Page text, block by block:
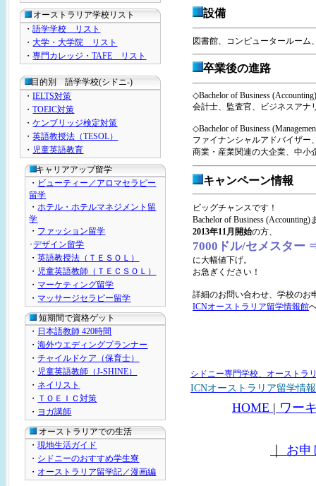
オーストラリア学校リスト
・語学学校 リスト
・大学・大学院 リスト
・専門カレッジ・TAFE リスト
目的別 語学学校(シドニ-)
・IELTS対策
・TOEIC対策
・ケンブリッジ検定対策
・英語教授法（TESOL）
・ 児童英語教育
キャリアアップ留学
・ ビューティー／アロマセラピー
留学
・ホテル・ホテルマネジメント留
学
・ ファッション留学
･デザイン留学
・英語教授法（ＴＥＳＯＬ）
・ 児童英語教師（ＴＥＣＳＯＬ）
・ マーケティング留学
・ マッサージセラピー留学
短期間で資格ゲット
・ 日本語教師 420時間
・海外ウエディングプランナー
・チャイルドケア（保育士）
・ 児童英語教師（J-SHINE）
・ ネイリスト
・ ＴＯＥＩＣ対策
・ ヨガ講師
オーストラリアでの生活
・現地生活ガイド
・ シドニーのおすすめ学生寮
・ オーストラリア留学記／漫画編
設備
図書館、コンピュータールーム
卒業後の進路
◇Bachelor of Business (Accounting)
会計士、監査官、ビジネスアナ
◇Bachelor of Business
ファイナンシャルアドバイザー
商業・産業関連の大企業、中小
キャンペーン情報
ビッグチャンスです！
Bachelor of Business (Accounting)
2013年11月開始の方、
7000ドル/セメスター
に大幅値下げ。
お急ぎください！
詳細のお問い合わせ、学校のお
ICNオーストラリア留学情報館
シドニー専門学校、オーストラ
ICNオーストラリア留学情
HOME | ワー
お申